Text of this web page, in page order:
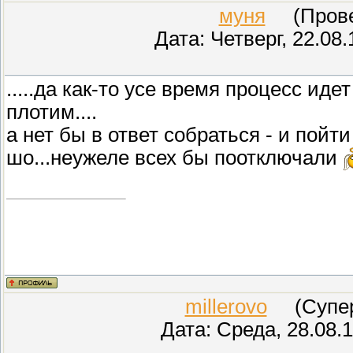
кВтч, для пяти и более — 421
Высокая социальная норма
проживают в квартирах,
электроотопительными и (или)
для целей горячего
человека в месяц 3329 кВтч,
отопительный период. В
для вышеуказанной категории
муня
Дата: Четверг,
.....да как-то усе время процесс
плотим....
а нет бы в ответ собраться - и
шо...неужеле всех бы поотключали
millerovo
Дата: Среда,